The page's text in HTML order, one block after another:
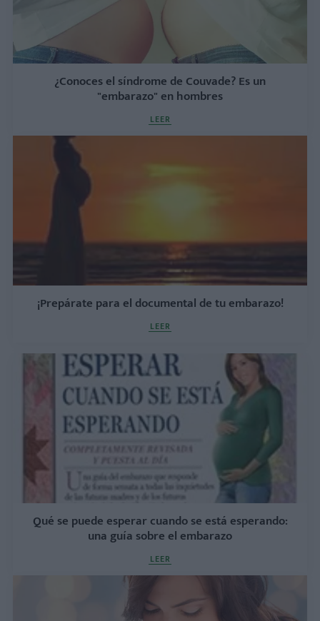
¿Conoces el síndrome de Couvade? Es un
"embarazo" en hombres
LEER
¡Prepárate para el documental de tu embarazo!
LEER
Qué se puede esperar cuando se está esperando:
una guía sobre el embarazo
LEER